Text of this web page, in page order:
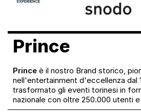
Prince
Prince è il nostro Brand storico,
nell'entertainment d'eccellenza dal
trasformato gli eventi torinesi in
nazionale con oltre 250.000 utenti